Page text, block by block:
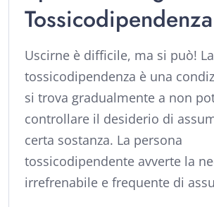
Tossicodipendenza
Uscirne è difficile, ma si può! La
tossicodipendenza è una
si trova gradualmente a non
controllare il desiderio di
certa sostanza. La persona
tossicodipendente avverte la
irrefrenabile e frequente di